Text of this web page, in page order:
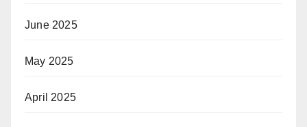
June 2025
May 2025
April 2025